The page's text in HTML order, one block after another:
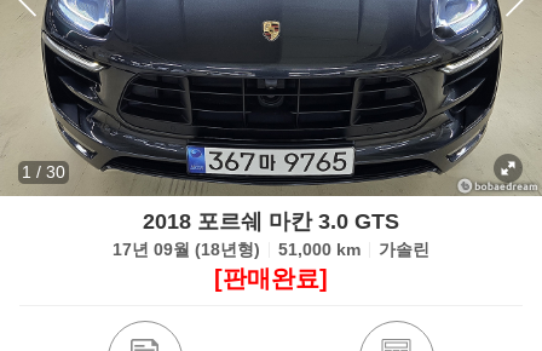
1 / 30
2018 포르쉐 마칸 3.0 GTS
17년 09월 (18년형) 51,000 km 가솔린
[판매완료]